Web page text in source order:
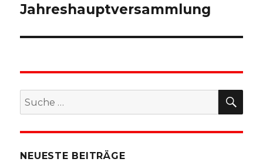
Jahreshauptversammlung
Suche
nach:
NEUESTE BEITRÄGE